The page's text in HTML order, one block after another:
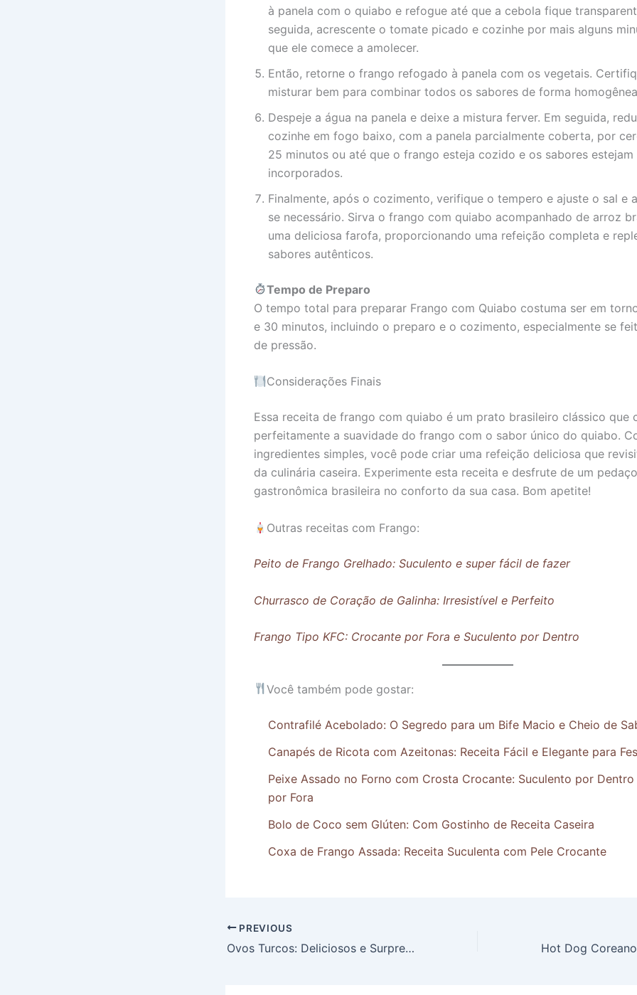
à panela com o quiabo e refogue até que a cebola fique
seguida, acrescente o tomate picado e cozinhe por mais alguns
que ele comece a amolecer.
Então, retorne o frango refogado à panela com os vegetais.
misturar bem para combinar todos os sabores de forma
Despeje a água na panela e deixe a mistura ferver. Em seguida,
cozinhe em fogo baixo, com a panela parcialmente coberta, por
25 minutos ou até que o frango esteja cozido e os sabores estejam
incorporados.
Finalmente, após o cozimento, verifique o tempero e ajuste o sal e
se necessário. Sirva o frango com quiabo acompanhado de arroz
uma deliciosa farofa, proporcionando uma refeição completa e
sabores autênticos.
Tempo de Preparo
O tempo total para preparar Frango com Quiabo costuma ser em
e 30 minutos, incluindo o preparo e o cozimento, especialmente se
de pressão.
Considerações Finais
Essa receita de frango com quiabo é um prato brasileiro clássico que
perfeitamente a suavidade do frango com o sabor único do quiabo.
ingredientes simples, você pode criar uma refeição deliciosa que
da culinária caseira. Experimente esta receita e desfrute de um
gastronômica brasileira no conforto da sua casa. Bom apetite!
Outras receitas com Frango:
Peito de Frango Grelhado: Suculento e super fácil de fazer
Churrasco de Coração de Galinha: Irresistível e Perfeito
Frango Tipo KFC: Crocante por Fora e Suculento por Dentro
Você também pode gostar:
Contrafilé Acebolado: O Segredo para um Bife Macio e Cheio de
Canapés de Ricota com Azeitonas: Receita Fácil e Elegante para
Peixe Assado no Forno com Crosta Crocante: Suculento por
por Fora
Bolo de Coco sem Glúten: Com Gostinho de Receita Caseira
Coxa de Frango Assada: Receita Suculenta com Pele Crocante
PREVIOUS
Ovos Turcos: Deliciosos e Surpreendentes